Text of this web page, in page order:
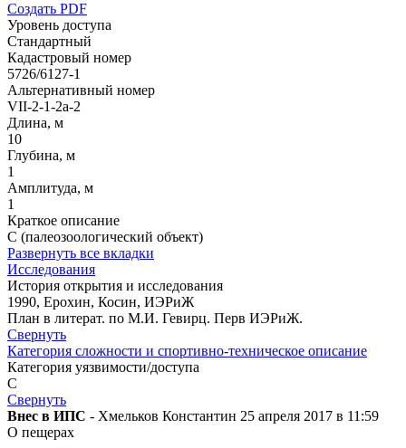
Создать PDF
Уровень доступа
Стандартный
Кадастровый номер
5726/6127-1
Альтернативный номер
VII-2-1-2a-2
Длина, м
10
Глубина, м
1
Амплитуда, м
1
Краткое описание
С (палеозоологический объект)
Развернуть все вкладки
Исследования
История открытия и исследования
1990, Ерохин, Косин, ИЭРиЖ
План в литерат. по М.И. Гевирц. Перв ИЭРиЖ.
Свернуть
Категория сложности и спортивно-техническое описание
Категория уязвимости/доступа
C
Свернуть
Внес в ИПС - Хмельков Константин 25 апреля 2017 в 11:59
О пещерах